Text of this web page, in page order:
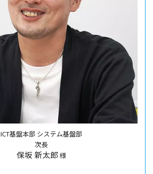
ICT基盤本部 システム基盤部
次長
保坂 新太郎 様